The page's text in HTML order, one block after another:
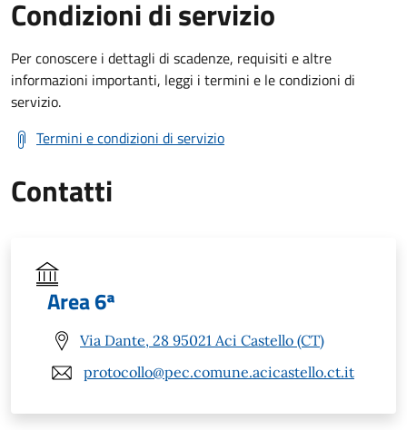
Condizioni di servizio
Per conoscere i dettagli di scadenze, requisiti e altre
informazioni importanti, leggi i termini e le condizioni di
servizio.
Termini e condizioni di servizio
Contatti
Area 6ª
Via Dante, 28 95021 Aci Castello (CT)
protocollo@pec.comune.acicastello.ct.it